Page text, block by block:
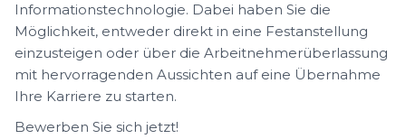
Informationstechnologie. Dabei haben Sie die
Möglichkeit, entweder direkt in eine Festanstellung
einzusteigen oder über die Arbeitnehmerüberlassung
mit hervorragenden Aussichten auf eine Übernahme
Ihre Karriere zu starten.
Bewerben Sie sich jetzt!